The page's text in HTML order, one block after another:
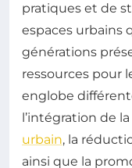
pratiques et de
espaces urbains
générations
ressources pour
englobe
l’intégration de la
urbain, la
ainsi que la